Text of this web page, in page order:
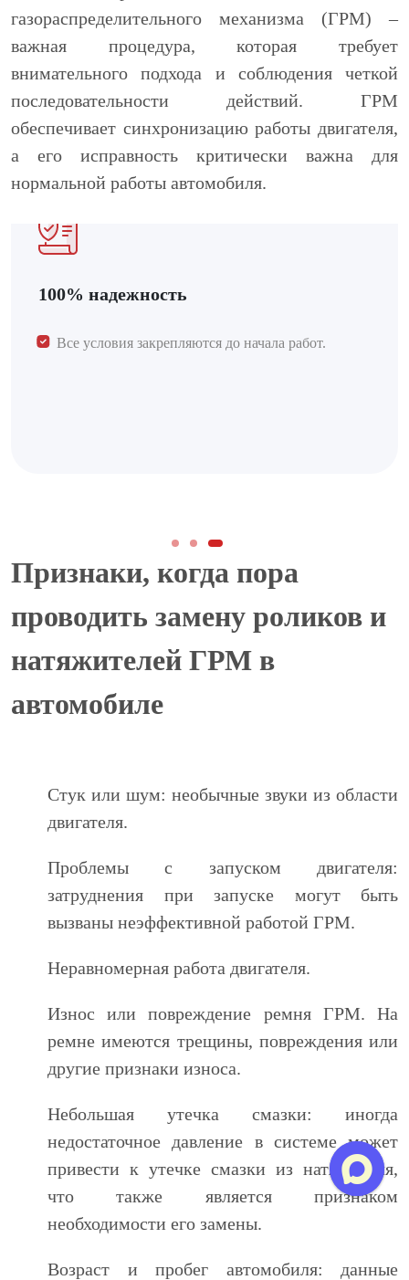
газораспределительного механизма (ГРМ) –
важная процедура, которая требует
внимательного подхода и соблюдения четкой
последовательности действий. ГРМ
обеспечивает синхронизацию работы двигателя,
а его исправность критически важна для
нормальной работы автомобиля.
С нами удобно
Без выходных и праздничных дней
Удобные часы работы с 8 до 21
Наши преимущества
Собственный склад запчастей
Гибкая скидочная система
Признаки, когда пора
проводить замену роликов и
натяжителей ГРМ в
автомобиле
Стук или шум: необычные звуки из области
двигателя.
Проблемы с запуском двигателя:
затруднения при запуске могут быть
вызваны неэффективной работой ГРМ.
Неравномерная работа двигателя.
Износ или повреждение ремня ГРМ. На
ремне имеются трещины, повреждения или
другие признаки износа.
Небольшая утечка смазки: иногда
недостаточное давление в системе может
привести к утечке смазки из натяжителя,
что также является признаком
необходимости его замены.
Возраст и пробег автомобиля: данные